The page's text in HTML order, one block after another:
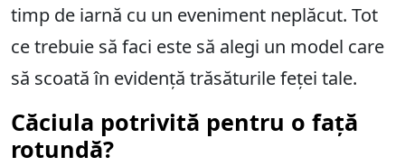
timp de iarnă cu un eveniment neplăcut. Tot
ce trebuie să faci este să alegi un model care
să scoată în evidență trăsăturile feței tale.
Căciula potrivită pentru o față
rotundă?